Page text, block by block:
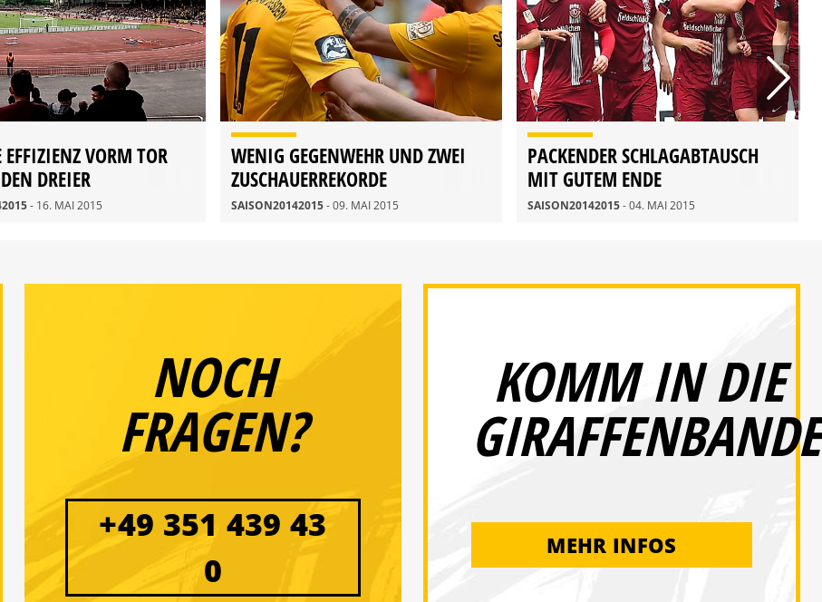
EFFIZIENZ VORM TOR
DREIER
- 16. MAI 2015
WENIG GEGENWEHR UND ZWEI
ZUSCHAUERREKORDE
SAISON20142015- 09. MAI 2015
PACKENDER SCHLAGABTAUSCH
MIT GUTEM ENDE
SAISON20142015- 04. MAI 2015
NOCH
FRAGEN?
+49 351 439 43
0
KOMM IN DIE
GIRAFFENBANDE
MEHR INFOS